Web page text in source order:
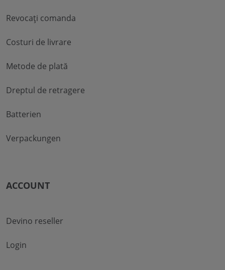
Revocați comanda
Costuri de livrare
Metode de plată
Dreptul de retragere
Batterien
Verpackungen
ACCOUNT
Devino reseller
Login